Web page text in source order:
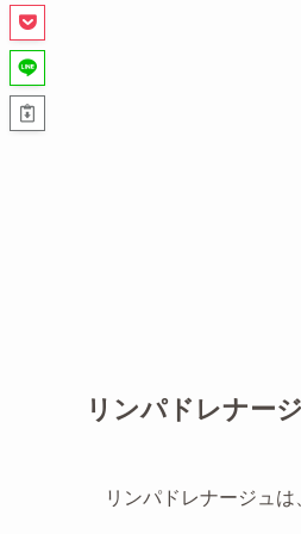
リンパドレナー
リンパドレナージュは